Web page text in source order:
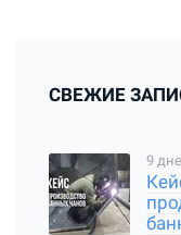
СВЕЖИЕ
9